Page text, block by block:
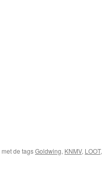
met de tagsGoldwing, KNMV, LOOT,